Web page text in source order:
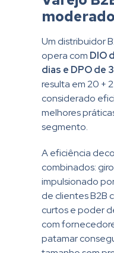
Um distribuidor
opera com DIO
dias e DPO de
resulta em 20 +
considerado
melhores
segmento.
A eficiência
combinados:
impulsionado
de clientes B2B
curtos e poder
com
patamar